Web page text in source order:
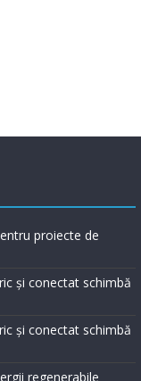
proiecte de
și conectat schimbă
și conectat schimbă
regenerabile